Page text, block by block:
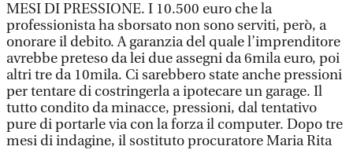
MESI DI PRESSIONE. I 10.500 euro che la
professionista ha sborsato non sono serviti, però, a
onorare il debito. A garanzia del quale l’imprenditore
avrebbe preteso da lei due assegni da 6mila euro, poi
altri tre da 10mila. Ci sarebbero state anche pressioni
per tentare di costringerla a ipotecare un garage. Il
tutto condito da minacce, pressioni, dal tentativo
pure di portarle via con la forza il computer. Dopo tre
mesi di indagine, il sostituto procuratore Maria Rita